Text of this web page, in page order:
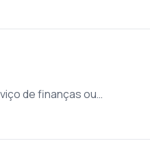
de finanças ou…